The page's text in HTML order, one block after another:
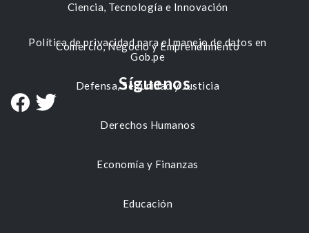
Ciencia, Tecnología e Innovación
Comercio, Negocio y Emprendimiento
Defensa, Seguridad y Justicia
Derechos Humanos
Economía y Finanzas
Educación
Política de privacidad para el manejo de datos en
Gob.pe
Síguenos